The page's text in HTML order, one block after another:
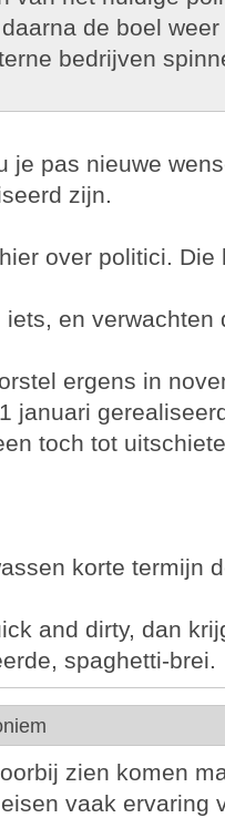
de boel
bedrijven
je pas nieuwe
zijn.
over politici.
en
ergens in
januari
toch tot
korte termijn
and dirty, dan
spaghetti-brei.
zien komen
vaak ervaring